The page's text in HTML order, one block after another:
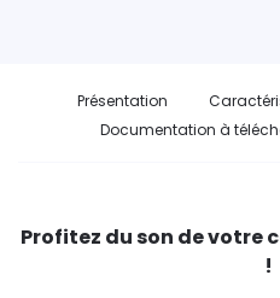
Présentation
Documentation à
Profitez du son de votre
!